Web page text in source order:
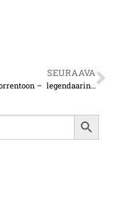
SEURAAVA
Palaja Sorrentoon – legendaarinen lomanviettopaikka
SEARCH